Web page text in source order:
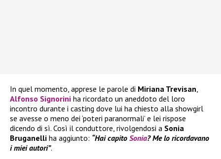
In quel momento, apprese le parole di Miriana Trevisan,
Alfonso Signorini ha ricordato un aneddoto del loro
incontro durante i casting dove lui ha chiesto alla showgirl
se avesse o meno dei ‘poteri paranormali’ e lei rispose
dicendo di sì. Così il conduttore, rivolgendosi a Sonia
Bruganelli ha aggiunto: “Hai capito Sonia? Me lo ricordavano
i miei autori”.